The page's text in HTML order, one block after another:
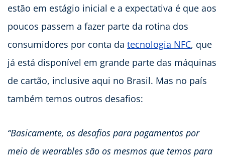
estão em estágio inicial e a expectativa é que aos
poucos passem a fazer parte da rotina dos
consumidores por conta da tecnologia NFC, que
já está disponível em grande parte das máquinas
de cartão, inclusive aqui no Brasil. Mas no país
também temos outros desafios:
“Basicamente, os desafios para pagamentos por
meio de wearables são os mesmos que temos para